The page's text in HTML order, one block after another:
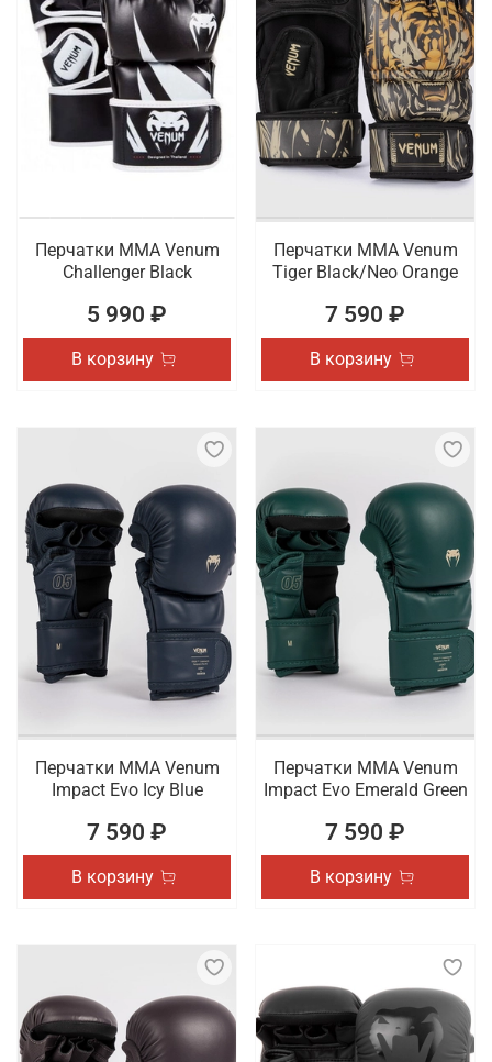
Перчатки ММА Venum
Challenger Black
5 990 ₽
В корзину
Перчатки ММА Venum
Tiger Black/Neo Orange
7 590 ₽
В корзину
Перчатки ММА Venum
Impact Evo Icy Blue
7 590 ₽
В корзину
Перчатки ММА Venum
Impact Evo Emerald Green
7 590 ₽
В корзину